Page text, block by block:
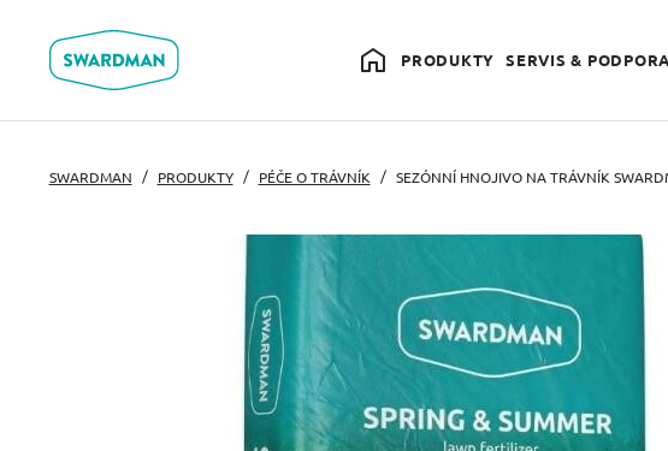
PRODUKTY SERVIS & PODPORA
SWARDMAN PRODUKTY PÉČE O TRÁVNÍK SEZÓNNÍ HNOJIVO NA TRÁVNÍK